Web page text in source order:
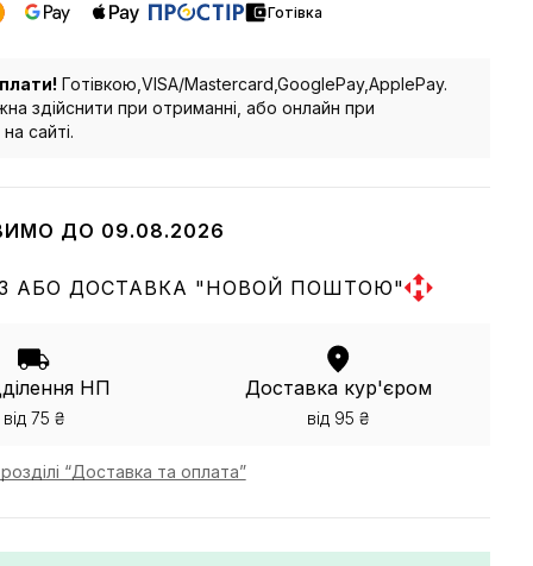
Готівка
Готівкою,VISA/Mastercard,GooglePay,ApplePay.
здійснити при отриманні, або онлайн при
сайті.
ДО 09.08.2026
АБО ДОСТАВКА "НОВОЙ ПОШТОЮ"
НП
від 75 ₴
Доставка кур'єром
від 95 ₴
“Доставка та оплата”